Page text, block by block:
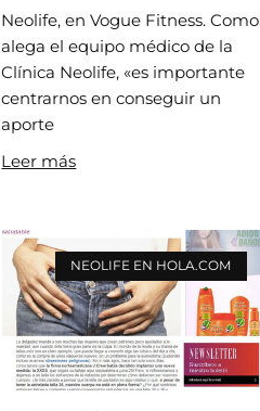
Neolife, en Vogue Fitness. Como
alega el equipo médico de la
Clínica Neolife, «es importante
centrarnos en conseguir un
aporte
Leer más
NEOLIFE EN HOLA.COM